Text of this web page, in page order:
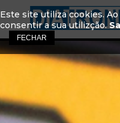
Este site utiliza cookies.
consentir a sua utilizção.